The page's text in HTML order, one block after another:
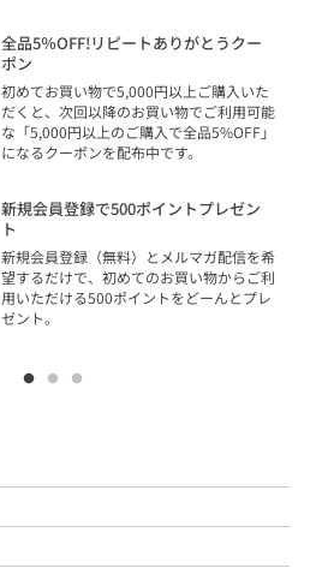
全品5％OFF!リピートありがとうクー
ポン
初めてお買い物で5,000円以上ご購入いた
だくと、次回以降のお買い物でご利用可能
な「5,000円以上のご購入で全品5%OFF」
になるクーポンを配布中です。
新規会員登録で500ポイントプレゼン
ト
新規会員登録（無料）とメルマガ配信を希
望するだけで、初めてのお買い物からご利
用いただける500ポイントをどーんとプレ
ゼント。